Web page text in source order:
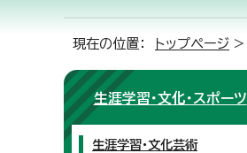
現在の位置： トップページ >
生涯学習・文化・スポーツ
生涯学習・文化芸術